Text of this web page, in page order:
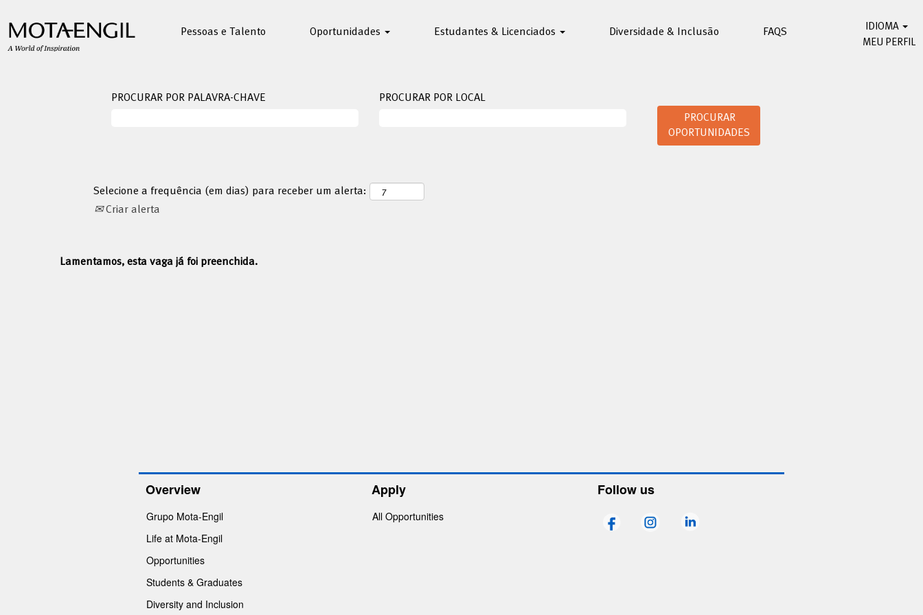
Pessoas e Talento Oportunidades Estudantes & Licenciados Diversidade & Inclusão FAQS
IDIOMA
MEU PERFIL
PROCURAR POR PALAVRA-CHAVE PROCURAR POR LOCAL
Selecione a frequência (em dias) para receber um alerta:
Criar alerta
Lamentamos, esta vaga já foi preenchida.
Overview
Grupo Mota-Engil
Life at Mota-Engil
Opportunities
Students & Graduates
Diversity and Inclusion
Apply
All Opportunities
Follow us